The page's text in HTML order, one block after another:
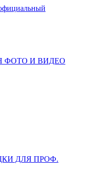
ФОТО И ВИДЕО
ДЛЯ ПРОФ.